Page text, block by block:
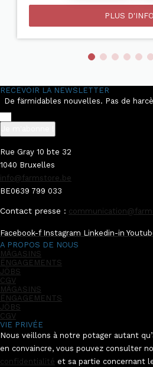
PLUS
RECEVOIR LA NEWSLETTER
De färmidables nouvelles. Pas de
Rue Gray 10 bte 32
1040 Bruxelles
info@farmstore.be
BE0639 799 033
Contact presse :
Facebook-f Instagram Linkedin-in
A PROPOS DE NOUS
MÄGASINS
ËNGAGEMENTS
JÖBS
CGV
MÄGASINS
ËNGAGEMENTS
JÖBS
CGV
VIE PRIVÉE
Nous veillons à notre potager autant
en convaincre, vous pouvez consulter
confidentialité et sa partie concernant